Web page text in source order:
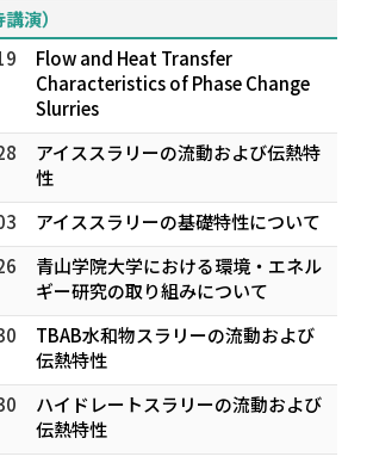
演）
Flow and Heat Transfer
Characteristics of Phase Change
Slurries
アイススラリーの流動および伝熱特
性
アイススラリーの基礎特性について
青山学院大学における環境・エネル
ギー研究の取り組みについて
TBAB水和物スラリーの流動および
伝熱特性
ハイドレートスラリーの流動および
伝熱特性